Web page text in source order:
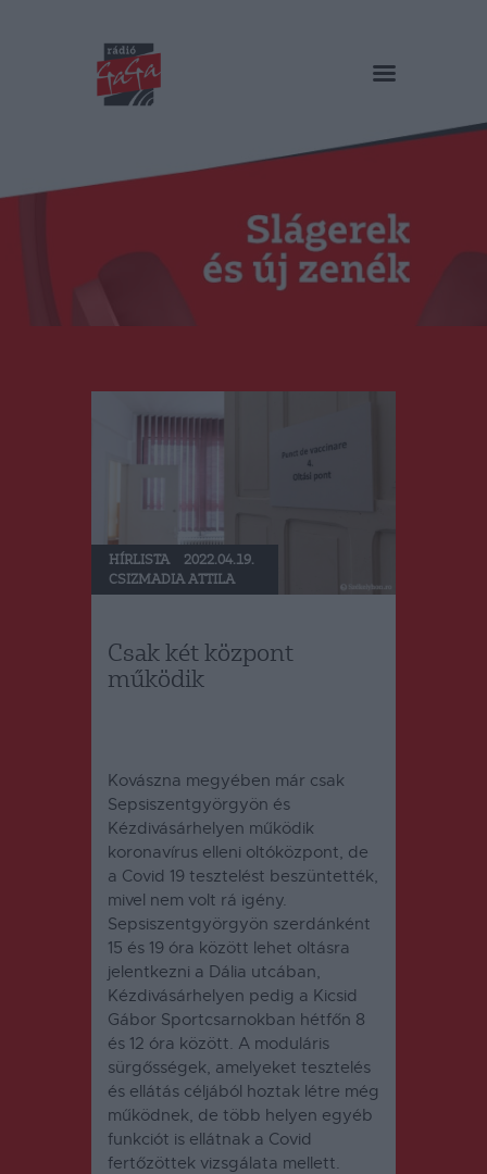
RÁDIÓ GAGA
Műsorok
Duma Duba
Podcast és videók
Stáb
HÍRLISTA
2022.04.19.
CSIZMADIA ATTILA
Csak két központ
működik
Kovászna megyében már csak
Sepsiszentgyörgyön és
Kézdivásárhelyen működik
koronavírus elleni oltóközpont, de
a Covid 19 tesztelést beszüntették,
mivel nem volt rá igény.
Sepsiszentgyörgyön szerdánként
15 és 19 óra között lehet oltásra
jelentkezni a Dália utcában,
Kézdivásárhelyen pedig a Kicsid
Gábor Sportcsarnokban hétfőn 8
és 12 óra között. A moduláris
sürgősségek, amelyeket tesztelés
és ellátás céljából hoztak létre még
működnek, de több helyen egyéb
funkciót is ellátnak a Covid
fertőzöttek vizsgálata mellett.